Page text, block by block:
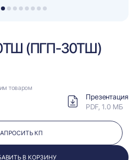
1 2 3 4 5 6 7 8
(ПГП-30ТШ)
товаром
Презентация
PDF, 1.0 МБ
КП
В КОРЗИНУ